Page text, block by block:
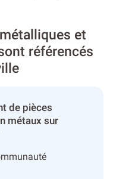
et
référencés
de pièces
métaux sur